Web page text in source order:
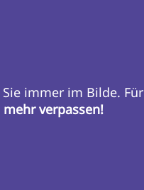
immer im Bilde. Für
verpassen!